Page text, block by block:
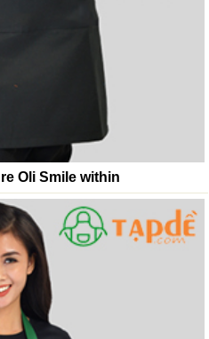
Oli Smile within